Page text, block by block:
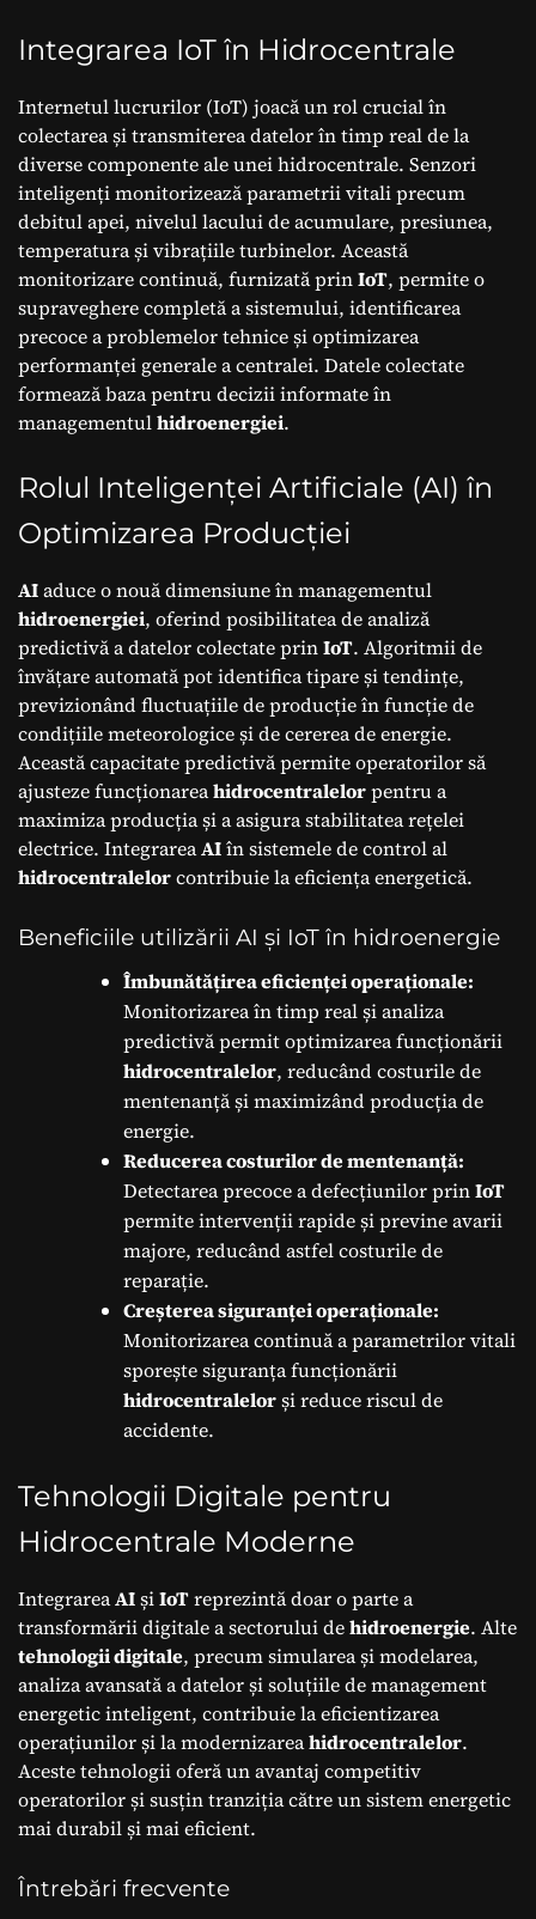
Integrarea IoT în Hidrocentrale
Internetul lucrurilor (IoT) joacă un rol crucial în
colectarea și transmiterea datelor în timp real de la
diverse componente ale unei hidrocentrale. Senzori
inteligenți monitorizează parametrii vitali precum
debitul apei, nivelul lacului de acumulare, presiunea,
temperatura și vibrațiile turbinelor. Această
monitorizare continuă, furnizată prinIoT, permite o
supraveghere completă a sistemului, identificarea
precoce a problemelor tehnice și optimizarea
performanței generale a centralei. Datele colectate
formează baza pentru decizii informate în
managementulhidroenergiei.
Rolul Inteligenței Artificiale (AI) în
Optimizarea Producției
AIaduce o nouă dimensiune în managementul
hidroenergiei, oferind posibilitatea de analiză
predictivă a datelor colectate prinIoT. Algoritmii de
învățare automată pot identifica tipare și tendințe,
previzionând fluctuațiile de producție în funcție de
condițiile meteorologice și de cererea de energie.
Această capacitate predictivă permite operatorilor să
ajusteze funcționareahidrocentralelorpentru a
maximiza producția și a asigura stabilitatea rețelei
electrice. IntegrareaAIîn sistemele de control al
hidrocentralelorcontribuie la eficiența energetică.
Beneficiile utilizării AI și IoT în hidroenergie
Îmbunătățirea eficienței operaționale:
Monitorizarea în timp real și analiza
predictivă permit optimizarea funcționării
hidrocentralelor, reducând costurile de
mentenanță și maximizând producția de
energie.
Reducerea costurilor de mentenanță:
Detectarea precoce a defecțiunilor prinIoT
permite intervenții rapide și previne avarii
majore, reducând astfel costurile de
reparație.
Creșterea siguranței operaționale:
Monitorizarea continuă a parametrilor vitali
sporește siguranța funcționării
hidrocentralelorși reduce riscul de
accidente.
Tehnologii Digitale pentru
Hidrocentrale Moderne
IntegrareaAIșiIoTreprezintă doar o parte a
transformării digitale a sectorului dehidroenergie. Alte
tehnologii digitale, precum simularea și modelarea,
analiza avansată a datelor și soluțiile de management
energetic inteligent, contribuie la eficientizarea
operațiunilor și la modernizareahidrocentralelor.
Aceste tehnologii oferă un avantaj competitiv
operatorilor și susțin tranziția către un sistem energetic
mai durabil și mai eficient.
Întrebări frecvente